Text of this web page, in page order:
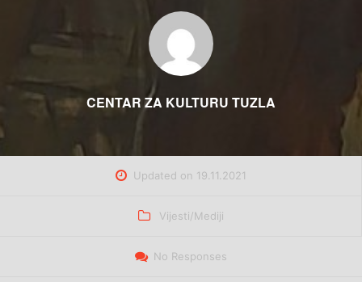
CENTAR ZA KULTURU TUZLA
Updated on 19.11.2021
Categories
Vijesti/Mediji
No Responses